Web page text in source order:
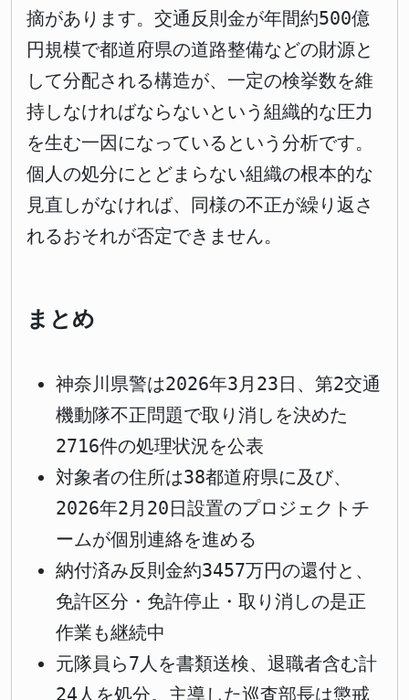
摘があります。交通反則金が年間約500億
円規模で都道府県の道路整備などの財源と
して分配される構造が、一定の検挙数を維
持しなければならないという組織的な圧力
を生む一因になっているという分析です。
個人の処分にとどまらない組織の根本的な
見直しがなければ、同様の不正が繰り返さ
れるおそれが否定できません。
まとめ
神奈川県警は2026年3月23日、第2交通
機動隊不正問題で取り消しを決めた
2716件の処理状況を公表
対象者の住所は38都道府県に及び、
2026年2月20日設置のプロジェクトチ
ームが個別連絡を進める
納付済み反則金約3457万円の還付と、
免許区分・免許停止・取り消しの是正
作業も継続中
元隊員ら7人を書類送検、退職者含む計
24人を処分。主導した巡査部長は懲戒